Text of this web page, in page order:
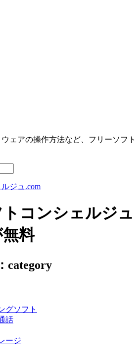
ェアの操作方法など、 フリーソフト
ジュ.com
コンシェルジュ
料
category
グソフト
話
ージ